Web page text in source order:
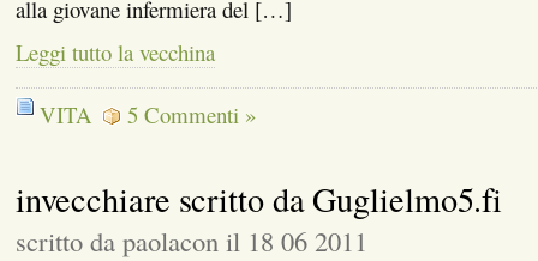
alla giovane infermiera del […]
Leggi tutto la vecchina
VITA 5 Commenti »
invecchiare scritto da Guglielmo5.fi
scritto da paolacon il 18 06 2011